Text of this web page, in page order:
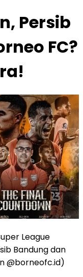
Persib
FC?
League
Bandung dan
@borneofc.id)